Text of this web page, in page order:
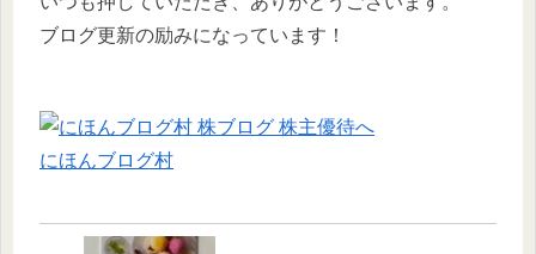
ブログ更新の励みになっています！
にほんブログ村